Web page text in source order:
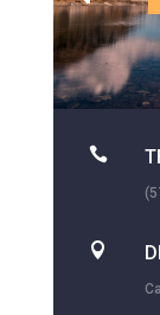

